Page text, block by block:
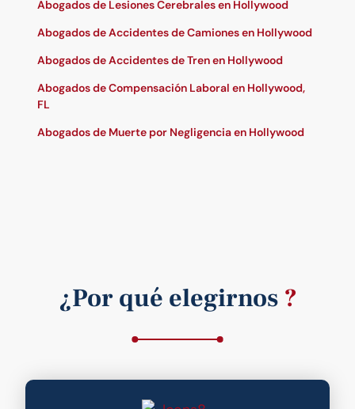
Abogados de Lesiones Cerebrales en Hollywood
Abogados de Accidentes de Camiones en Hollywood
Abogados de Accidentes de Tren en Hollywood
Abogados de Compensación Laboral en Hollywood,
FL
Abogados de Muerte por Negligencia en Hollywood
¿Por qué elegirnos ?